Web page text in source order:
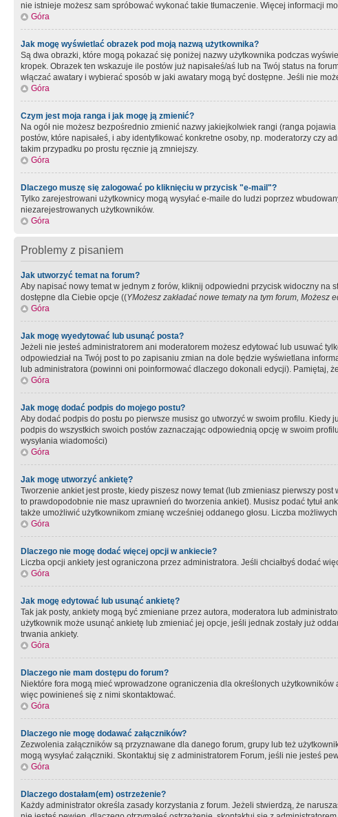
nie istnieje możesz sam spróbować wykonać takie tłumaczenie. Więcej informacji
Góra
Jak mogę wyświetlać obrazek pod moją nazwą użytkownika?
Są dwa obrazki, które mogą pokazać się poniżej nazwy użytkownika podczas
kropek. Obrazek ten wskazuje ile postów już napisałeś/aś lub na Twój status na
włączać awatary i wybierać sposób w jaki awatary mogą być dostępne. Jeśli nie
Góra
Czym jest moja ranga i jak mogę ją zmienić?
Na ogół nie możesz bezpośrednio zmienić nazwy jakiejkolwiek rangi (ranga
postów, które napisałeś, i aby identyfikować konkretne osoby, np. moderatorzy czy
takim przypadku po prostu ręcznie ją zmniejszy.
Góra
Dlaczego muszę się zalogować po kliknięciu w przycisk "e-mail"?
Tylko zarejestrowani użytkownicy mogą wysyłać e-maile do ludzi poprzez
niezarejestrowanych użytkowników.
Góra
Problemy z pisaniem
Jak utworzyć temat na forum?
Aby napisać nowy temat w jednym z forów, kliknij odpowiedni przycisk widoczny na
dostępne dla Ciebie opcje ((YMożesz zakładać nowe tematy na tym forum, Możesz
Góra
Jak mogę wyedytować lub usunąć posta?
Jeżeli nie jesteś administratorem ani moderatorem możesz edytować lub usuwać
odpowiedział na Twój post to po zapisaniu zmian na dole będzie wyświetlana
lub administratora (powinni oni poinformować dlaczego dokonali edycji). Pamiętaj,
Góra
Jak mogę dodać podpis do mojego postu?
Aby dodać podpis do postu po pierwsze musisz go utworzyć w swoim profilu. Kiedy
podpis do wszystkich swoich postów zaznaczając odpowiednią opcję w swoim
wysyłania wiadomości)
Góra
Jak mogę utworzyć ankietę?
Tworzenie ankiet jest proste, kiedy piszesz nowy temat (lub zmieniasz pierwszy
to prawdopodobnie nie masz uprawnień do tworzenia ankiet). Musisz podać tytuł
także umożliwić użytkownikom zmianę wcześniej oddanego głosu. Liczba
Góra
Dlaczego nie mogę dodać więcej opcji w ankiecie?
Liczba opcji ankiety jest ograniczona przez administratora. Jeśli chciałbyś dodać
Góra
Jak mogę edytować lub usunąć ankietę?
Tak jak posty, ankiety mogą być zmieniane przez autora, moderatora lub
użytkownik może usunąć ankietę lub zmieniać jej opcje, jeśli jednak zostały już
trwania ankiety.
Góra
Dlaczego nie mam dostępu do forum?
Niektóre fora mogą mieć wprowadzone ograniczenia dla określonych
więc powinieneś się z nimi skontaktować.
Góra
Dlaczego nie mogę dodawać załączników?
Zezwolenia załączników są przyznawane dla danego forum, grupy lub też
mogą wysyłać załączniki. Skontaktuj się z administratorem Forum, jeśli nie jesteś
Góra
Dlaczego dostałam(em) ostrzeżenie?
Każdy administrator określa zasady korzystania z forum. Jeżeli stwierdzą, że